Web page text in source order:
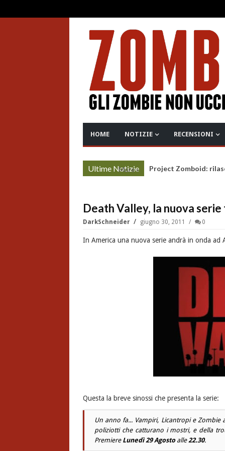
HOME NOTIZIE RECENSIONI
Ultime Notizie
More » Project Zomboid:
Death Valley, la nuova
DarkSchneider giugno 30, 2011 0
In America una nuova serie andrà in onda ad
Questa la breve sinossi che presenta la serie:
Un anno fa... Vampiri, Licantropi e
poliziotti che catturano i mostri, e della
Premiere Lunedì 29 Agosto alle22.30.